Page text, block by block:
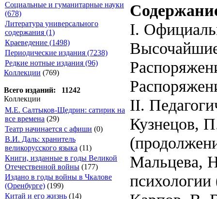
Социальные и гуманитарные науки
(678)
Литература универсального
содержания (1)
Краеведение (1498)
Периодические издания (7238)
Редкие нотные издания (96)
Коллекции (769)
Всего изданий: 11242
Коллекции
М.Е. Салтыков-Щедрин: сатирик на
все времена (29)
Театр начинается с афиши (0)
В.И. Даль: хранитель
великорусского языка (11)
Книги, изданные в годы Великой
Отечественной войны (177)
Издано в годы войны в Чкалове
(Оренбурге) (199)
Китай и его жизнь (14)
I.
II.
Кузнецов,
Мальцева,